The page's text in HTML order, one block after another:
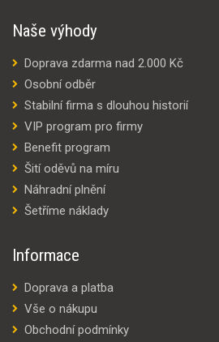
Naše výhody
Doprava zdarma nad 2.000 Kč
Osobní odběr
Stabilní firma s dlouhou historií
VIP program pro firmy
Benefit program
Šití oděvů na míru
Náhradní plnění
Šetříme náklady
Informace
Doprava a platba
Vše o nákupu
Obchodní podmínky